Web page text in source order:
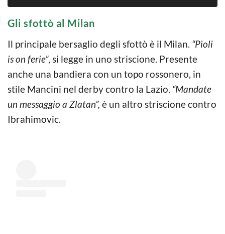
Gli sfottò al Milan
Il principale bersaglio degli sfottò è il Milan. “Pioli
is on ferie”, si legge in uno striscione. Presente
anche una bandiera con un topo rossonero, in
stile Mancini nel derby contro la Lazio. “Mandate
un messaggio a Zlatan”, è un altro striscione contro
Ibrahimovic.